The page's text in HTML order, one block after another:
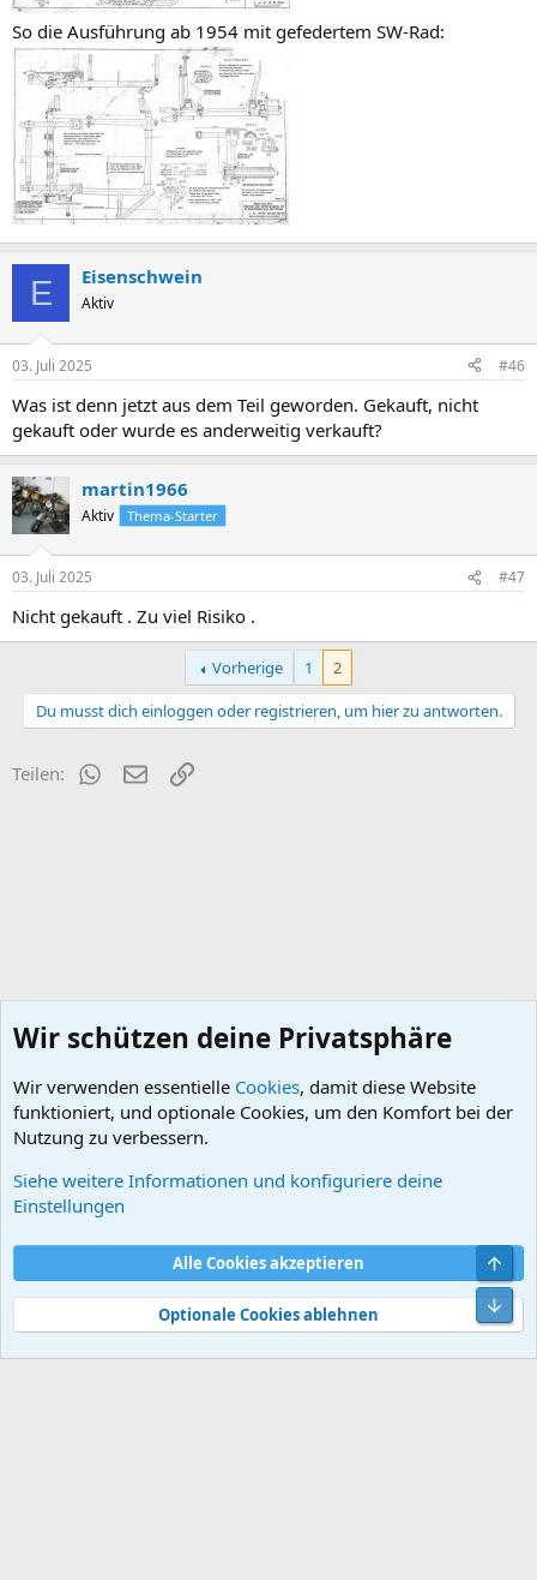
So die Ausführung ab 1954 mit gefedertem SW-Rad:
E Eisenschwein
Aktiv
03. Juli 2025 #46
Was ist denn jetzt aus dem Teil geworden. Gekauft, nicht
gekauft oder wurde es anderweitig verkauft?
martin1966
Aktiv Thema-Starter
03. Juli 2025 #47
Nicht gekauft . Zu viel Risiko .
Vorherige 1
2
Du musst dich einloggen oder registrieren, um hier zu antworten.
Teilen: WhatsApp
E-MailLink
Boxer vor /5
Nutzungsbedingungen
Datenschutz
Hilfe und Impressum
Start
R
S
Community platform by XenForo® © 2010-2026 XenForo Ltd.
Wir schützen deine Privatsphäre
Wir verwenden essentielle Cookies, damit diese Website
funktioniert, und optionale Cookies, um den Komfort bei der
Nutzung zu verbessern.
Siehe weitere Informationen und konfiguriere deine
Einstellungen
Alle Cookies akzeptieren
Optionale Cookies ablehnen